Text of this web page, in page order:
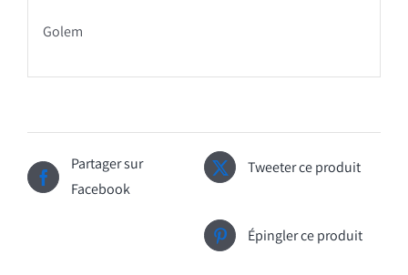
Golem
Partager sur
Facebook
Tweeter ce produit
Épingler ce produit